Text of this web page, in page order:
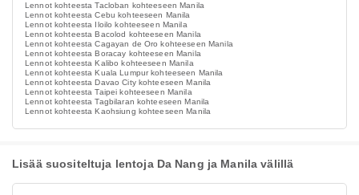
Lennot kohteesta Tacloban kohteeseen Manila
Lennot kohteesta Cebu kohteeseen Manila
Lennot kohteesta Iloilo kohteeseen Manila
Lennot kohteesta Bacolod kohteeseen Manila
Lennot kohteesta Cagayan de Oro kohteeseen Manila
Lennot kohteesta Boracay kohteeseen Manila
Lennot kohteesta Kalibo kohteeseen Manila
Lennot kohteesta Kuala Lumpur kohteeseen Manila
Lennot kohteesta Davao City kohteeseen Manila
Lennot kohteesta Taipei kohteeseen Manila
Lennot kohteesta Tagbilaran kohteeseen Manila
Lennot kohteesta Kaohsiung kohteeseen Manila
Lisää suositeltuja lentoja Da Nang ja Manila välillä